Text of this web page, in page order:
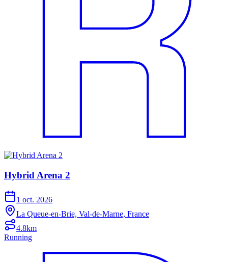
Hybrid Arena 2
1 oct. 2026
La Queue-en-Brie, Val-de-Marne, France
4.8km
Running